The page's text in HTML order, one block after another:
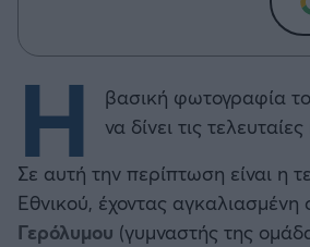
Η
βασική φωτογραφία
να δίνει τις
Σε αυτή την περίπτωση είναι η
Εθνικού, έχοντας
Γερόλυμου (γυμναστής της